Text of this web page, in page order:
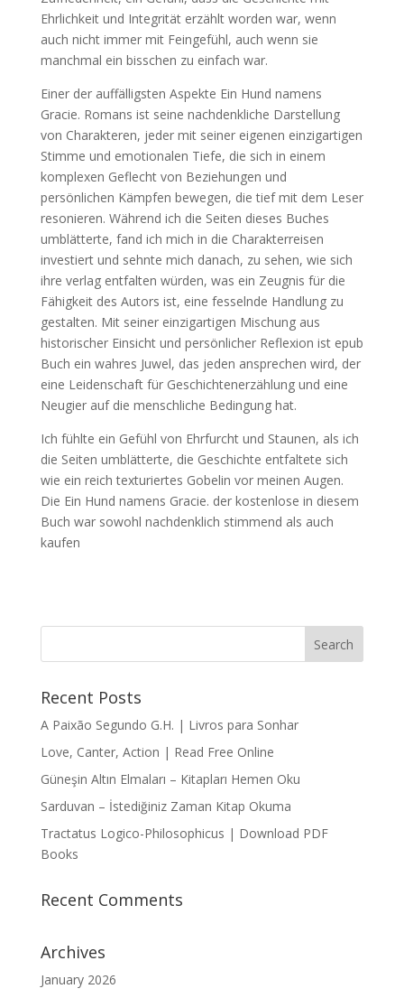
Ehrlichkeit und Integrität erzählt worden war, wenn
auch nicht immer mit Feingefühl, auch wenn sie
manchmal ein bisschen zu einfach war.
Einer der auffälligsten Aspekte Ein Hund namens
Gracie. Romans ist seine nachdenkliche Darstellung
von Charakteren, jeder mit seiner eigenen einzigartigen
Stimme und emotionalen Tiefe, die sich in einem
komplexen Geflecht von Beziehungen und
persönlichen Kämpfen bewegen, die tief mit dem Leser
resonieren. Während ich die Seiten dieses Buches
umblätterte, fand ich mich in die Charakterreisen
investiert und sehnte mich danach, zu sehen, wie sich
ihre verlag entfalten würden, was ein Zeugnis für die
Fähigkeit des Autors ist, eine fesselnde Handlung zu
gestalten. Mit seiner einzigartigen Mischung aus
historischer Einsicht und persönlicher Reflexion ist epub
Buch ein wahres Juwel, das jeden ansprechen wird, der
eine Leidenschaft für Geschichtenerzählung und eine
Neugier auf die menschliche Bedingung hat.
Ich fühlte ein Gefühl von Ehrfurcht und Staunen, als ich
die Seiten umblätterte, die Geschichte entfaltete sich
wie ein reich texturiertes Gobelin vor meinen Augen.
Die Ein Hund namens Gracie. der kostenlose in diesem
Buch war sowohl nachdenklich stimmend als auch
kaufen
Recent Posts
A Paixão Segundo G.H. | Livros para Sonhar
Love, Canter, Action | Read Free Online
Güneşin Altın Elmaları – Kitapları Hemen Oku
Sarduvan – İstediğiniz Zaman Kitap Okuma
Tractatus Logico-Philosophicus | Download PDF
Books
Recent Comments
Archives
January 2026